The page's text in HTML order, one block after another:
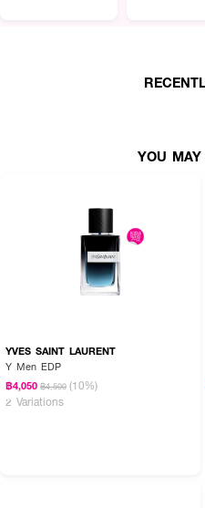
และแพชชั่นที่น่าหลงใหล มีความสดใสขี้
กลิ่นวู้ดดี้และแอมเบอร์ เพิ่มเสน่ห์ความห
● Middle Notes: Rose, Magnolia,
ฉีด MOSCHINO Toy Boy EDP ตา
แขน และสามารถเพิ่มความหอมให้เสื้อ
YOU
YVES SAINT LAURENT
Y Men EDP
฿4,050 ฿4,500 (10%)
2 Variations